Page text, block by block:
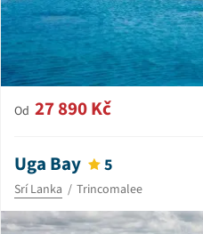
Od 27 890 Kč
Uga Bay 5
Srí Lanka Trincomalee